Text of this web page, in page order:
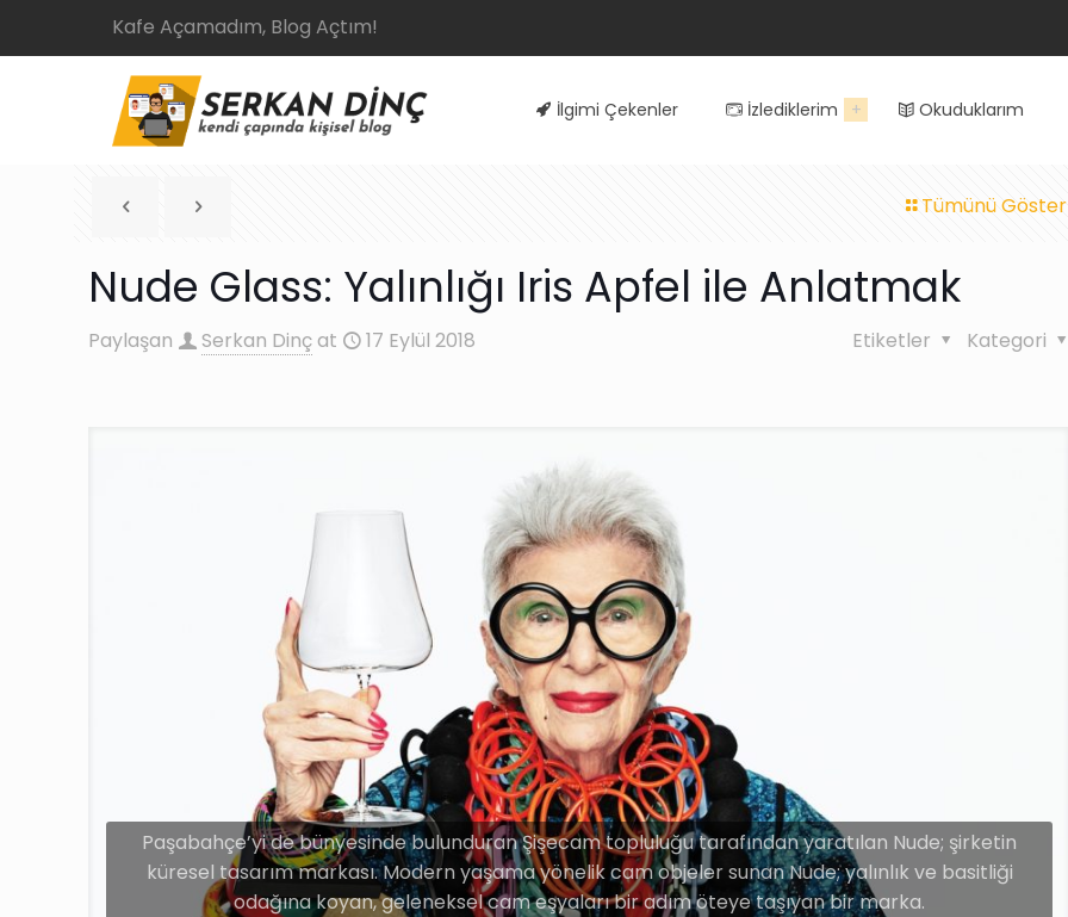
Kafe Açamadım, Blog Açtım!
İlgimi Çekenler İzlediklerim Okuduklarım
Tümünü Göster
Nude Glass: Yalınlığı Iris Apfel ile Anlatmak
Paylaşan Serkan Dinçat 17 Eylül 2018 Kategori
Etiketler
Paşabahçe’yi de bünyesinde bulunduran Şişecam topluluğu tarafından yaratılan Nude; şirketin
küresel tasarım markası. Modern yaşama yönelik cam objeler sunan Nude; yalınlık ve basitliği
odağına koyan, geleneksel cam eşyaları bir adım öteye taşıyan bir marka.